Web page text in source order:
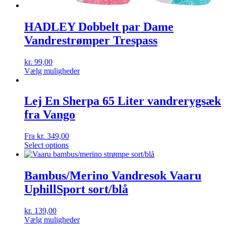
HADLEY Dobbelt par Dame
Vandrestrømper Trespass
kr. 99,00
Vælg mulighederDette
flere
varianter.
varesiden
Lej En Sherpa 65 Liter vandrerygsæk
fra Vango
Fra kr. 349,00
Select options
Bambus/Merino Vandresok Vaaru
UphillSport sort/blå
kr. 139,00
Vælg mulighederDette